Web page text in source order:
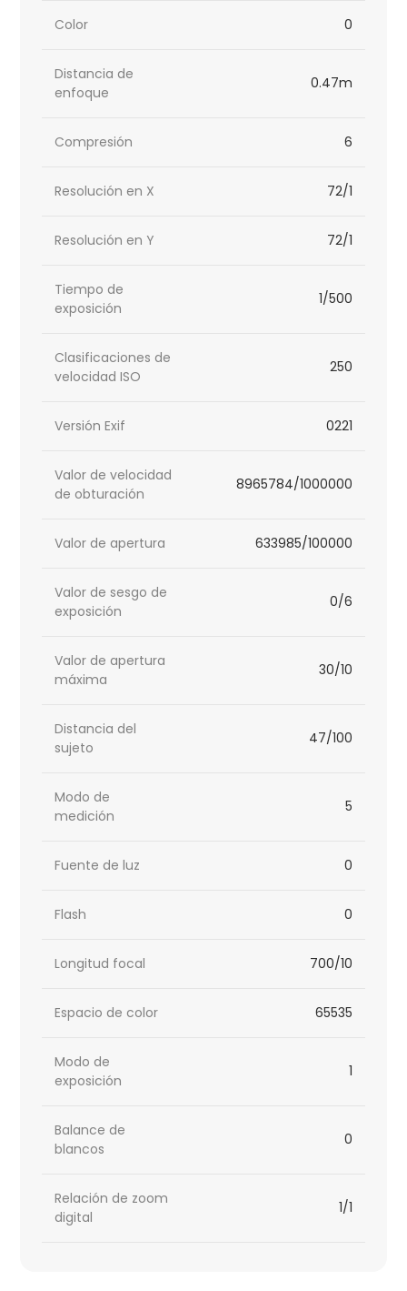
Color 0
Distancia de
enfoque
0.47m
Compresión 6
Resolución en X 72/1
Resolución en Y 72/1
Tiempo de
exposición
1/500
Clasificaciones de
velocidad ISO
250
Versión Exif 0221
Valor de velocidad
de obturación
8965784/1000000
Valor de apertura 633985/100000
Valor de sesgo de
exposición
0/6
Valor de apertura
máxima
30/10
Distancia del
sujeto
47/100
Modo de
medición
5
Fuente de luz 0
Flash 0
Longitud focal 700/10
Espacio de color 65535
Modo de
exposición
1
Balance de
blancos
0
Relación de zoom
digital
1/1